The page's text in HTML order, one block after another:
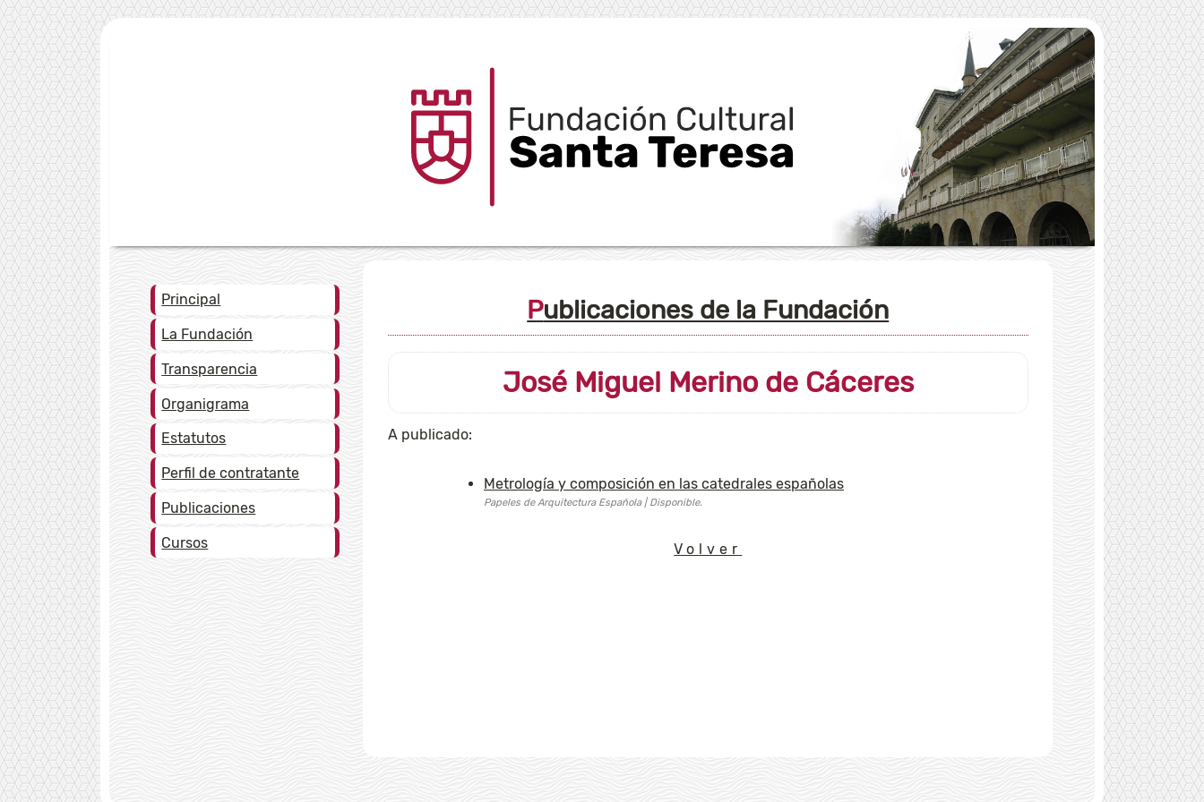
Principal
La Fundación
Transparencia
Organigrama
Estatutos
Perfil de contratante
Publicaciones
Cursos
Publicaciones de la Fundación
José Miguel Merino de Cáceres
A publicado:
Metrología y composición en las catedrales españolas
Papeles de Arquitectura Española | Disponible.
Volver